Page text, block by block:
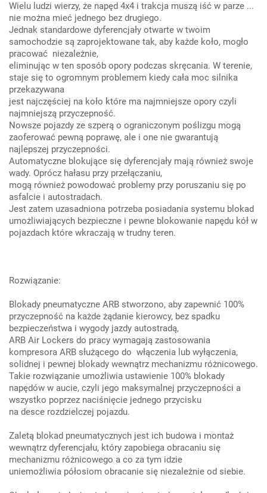
Wielu ludzi wierzy, że napęd 4x4 i trakcja muszą iść w parze ...
nie można mieć jednego bez drugiego.
Jednak standardowe dyferencjały otwarte w twoim
samochodzie są zaprojektowane tak, aby każde koło, mogło
pracować niezależnie,
eliminując w ten sposób opory podczas skręcania. W terenie,
staje się to ogromnym problemem kiedy cała moc silnika
przekazywana
jest najczęściej na koło które ma najmniejsze opory czyli
najmniejszą przyczepność.
Nowsze pojazdy ze szperą o ograniczonym poślizgu mogą
zaoferować pewną poprawę, ale i one nie gwarantują
najlepszej przyczepności.
Automatyczne blokujące się dyferencjały mają również swoje
wady. Oprócz hałasu przy przełączaniu,
mogą również powodować problemy przy poruszaniu się po
asfalcie i autostradach.
Jest zatem uzasadniona potrzeba posiadania systemu blokad
umożliwiających bezpieczne i pewne blokowanie napędu kół w
pojazdach które wkraczają w trudny teren.
Rozwiązanie:
Blokady pneumatyczne ARB stworzono, aby zapewnić 100%
przyczepność na każde żądanie kierowcy, bez spadku
bezpieczeństwa i wygody jazdy autostradą,
ARB Air Lockers do pracy wymagają zastosowania
kompresora ARB służącego do włączenia lub wyłączenia,
solidnej i pewnej blokady wewnątrz mechanizmu różnicowego.
Takie rozwiązanie umożliwia ustawienie 100% blokady
napędów w aucie, czyli jego maksymalnej przyczepności a
wszystko poprzez naciśnięcie jednego przycisku
na desce rozdzielczej pojazdu.
Zaletą blokad pneumatycznych jest ich budowa i montaż
wewnątrz dyferencjału, który zapobiega obracaniu się
mechanizmu różnicowego a co za tym idzie
uniemożliwia półosiom obracanie się niezależnie od siebie.